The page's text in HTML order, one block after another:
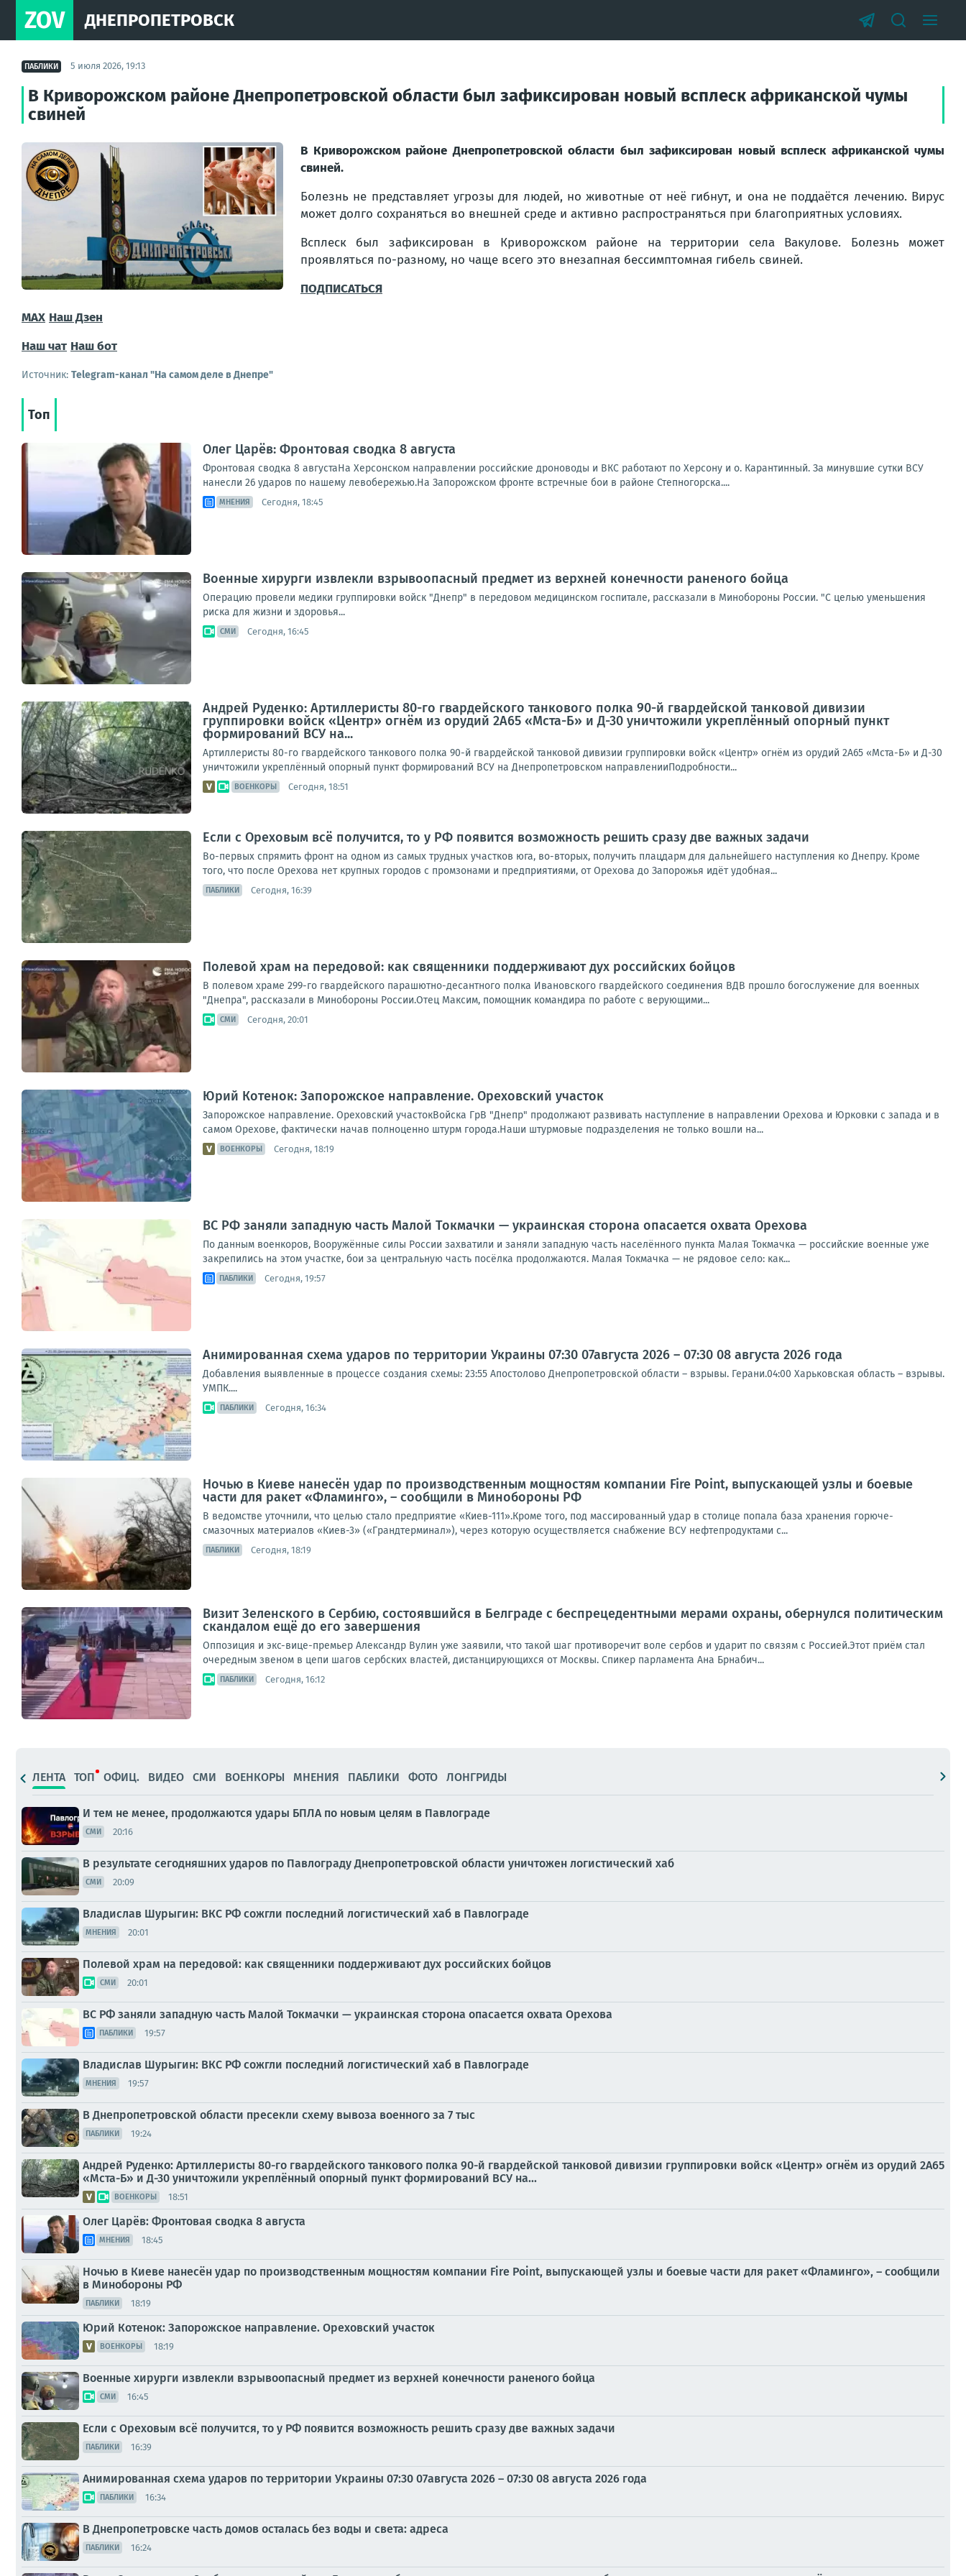
ZOV ДНЕПРОПЕТРОВСК
ПАБЛИКИ 5 июля 2026, 19:13
В Криворожском районе Днепропетровской области был зафиксирован новый всплеск африканской чумы
свиней
В Криворожском районе Днепропетровской области был зафиксирован новый всплеск африканской чумы
свиней.
Болезнь не представляет угрозы для людей, но животные от неё гибнут, и она не поддаётся лечению. Вирус
может долго сохраняться во внешней среде и активно распространяться при благоприятных условиях.
Всплеск был зафиксирован в Криворожском районе на территории села Вакулове. Болезнь может
проявляться по-разному, но чаще всего это внезапная бессимптомная гибель свиней.
ПОДПИСАТЬСЯ
MAX Наш Дзен
Наш чат Наш бот
Источник: Telegram-канал "На самом деле в Днепре"
Топ
Олег Царёв: Фронтовая сводка 8 августа
Фронтовая сводка 8 августаНа Херсонском направлении российские дроноводы и ВКС работают по Херсону и о. Карантинный. За минувшие сутки ВСУ
нанесли 26 ударов по нашему левобережью.На Запорожском фронте встречные бои в районе Степногорска....
МНЕНИЯ Сегодня, 18:45
Военные хирурги извлекли взрывоопасный предмет из верхней конечности раненого бойца
Операцию провели медики группировки войск "Днепр" в передовом медицинском госпитале, рассказали в Минобороны России. "С целью уменьшения
риска для жизни и здоровья...
СМИ Сегодня, 16:45
Андрей Руденко: Артиллеристы 80-го гвардейского танкового полка 90-й гвардейской танковой дивизии
группировки войск «Центр» огнём из орудий 2А65 «Мста-Б» и Д-30 уничтожили укреплённый опорный пункт
формирований ВСУ на...
Артиллеристы 80-го гвардейского танкового полка 90-й гвардейской танковой дивизии группировки войск «Центр» огнём из орудий 2А65 «Мста-Б» и Д-30
уничтожили укреплённый опорный пункт формирований ВСУ на Днепропетровском направленииПодробности...
ВОЕНКОРЫ Сегодня, 18:51
Если с Ореховым всё получится, то у РФ появится возможность решить сразу две важных задачи
Во-первых спрямить фронт на одном из самых трудных участков юга, во-вторых, получить плацдарм для дальнейшего наступления ко Днепру. Кроме
того, что после Орехова нет крупных городов с промзонами и предприятиями, от Орехова до Запорожья идёт удобная...
ПАБЛИКИ Сегодня, 16:39
Полевой храм на передовой: как священники поддерживают дух российских бойцов
В полевом храме 299-го гвардейского парашютно-десантного полка Ивановского гвардейского соединения ВДВ прошло богослужение для военных
"Днепра", рассказали в Минобороны России.Отец Максим, помощник командира по работе с верующими...
СМИ Сегодня, 20:01
Юрий Котенок: Запорожское направление. Ореховский участок
Запорожское направление. Ореховский участокВойска ГрВ "Днепр" продолжают развивать наступление в направлении Орехова и Юрковки с запада и в
самом Орехове, фактически начав полноценно штурм города.Наши штурмовые подразделения не только вошли на...
ВОЕНКОРЫ Сегодня, 18:19
ВС РФ заняли западную часть Малой Токмачки — украинская сторона опасается охвата Орехова
По данным военкоров, Вооружённые силы России захватили и заняли западную часть населённого пункта Малая Токмачка — российские военные уже
закрепились на этом участке, бои за центральную часть посёлка продолжаются. Малая Токмачка — не рядовое село: как...
ПАБЛИКИ Сегодня, 19:57
Анимированная схема ударов по территории Украины 07:30 07августа 2026 – 07:30 08 августа 2026 года
Добавления выявленные в процессе создания схемы: 23:55 Апостолово Днепропетровской области – взрывы. Герани.04:00 Харьковская область – взрывы.
УМПК....
ПАБЛИКИ Сегодня, 16:34
Ночью в Киеве нанесён удар по производственным мощностям компании Fire Point, выпускающей узлы и боевые
части для ракет «Фламинго», – сообщили в Минобороны РФ
В ведомстве уточнили, что целью стало предприятие «Киев-111».Кроме того, под массированный удар в столице попала база хранения горюче-
смазочных материалов «Киев-3» («Грандтерминал»), через которую осуществляется снабжение ВСУ нефтепродуктами с...
ПАБЛИКИ Сегодня, 18:19
Визит Зеленского в Сербию, состоявшийся в Белграде с беспрецедентными мерами охраны, обернулся политическим
скандалом ещё до его завершения
Оппозиция и экс-вице-премьер Александр Вулин уже заявили, что такой шаг противоречит воле сербов и ударит по связям с Россией.Этот приём стал
очередным звеном в цепи шагов сербских властей, дистанцирующихся от Москвы. Спикер парламента Ана Брнабич...
ПАБЛИКИ Сегодня, 16:12
ЛЕНТА ТОП ОФИЦ. ВИДЕО СМИ ВОЕНКОРЫ МНЕНИЯ ПАБЛИКИ ФОТО ЛОНГРИДЫ
И тем не менее, продолжаются удары БПЛА по новым целям в Павлограде
СМИ 20:16
В результате сегодняшних ударов по Павлограду Днепропетровской области уничтожен логистический хаб
СМИ 20:09
Владислав Шурыгин: ВКС РФ сожгли последний логистический хаб в Павлограде
МНЕНИЯ 20:01
Полевой храм на передовой: как священники поддерживают дух российских бойцов
СМИ 20:01
ВС РФ заняли западную часть Малой Токмачки — украинская сторона опасается охвата Орехова
ПАБЛИКИ 19:57
Владислав Шурыгин: ВКС РФ сожгли последний логистический хаб в Павлограде
МНЕНИЯ 19:57
В Днепропетровской области пресекли схему вывоза военного за 7 тыс
ПАБЛИКИ 19:24
Андрей Руденко: Артиллеристы 80-го гвардейского танкового полка 90-й гвардейской танковой дивизии группировки войск «Центр» огнём из орудий 2А65
«Мста-Б» и Д-30 уничтожили укреплённый опорный пункт формирований ВСУ на...
ВОЕНКОРЫ 18:51
Олег Царёв: Фронтовая сводка 8 августа
МНЕНИЯ 18:45
Ночью в Киеве нанесён удар по производственным мощностям компании Fire Point, выпускающей узлы и боевые части для ракет «Фламинго», – сообщили
в Минобороны РФ
ПАБЛИКИ 18:19
Юрий Котенок: Запорожское направление. Ореховский участок
ВОЕНКОРЫ 18:19
Военные хирурги извлекли взрывоопасный предмет из верхней конечности раненого бойца
СМИ 16:45
Если с Ореховым всё получится, то у РФ появится возможность решить сразу две важных задачи
ПАБЛИКИ 16:39
Анимированная схема ударов по территории Украины 07:30 07августа 2026 – 07:30 08 августа 2026 года
ПАБЛИКИ 16:34
В Днепропетровске часть домов осталась без воды и света: адреса
ПАБЛИКИ 16:24